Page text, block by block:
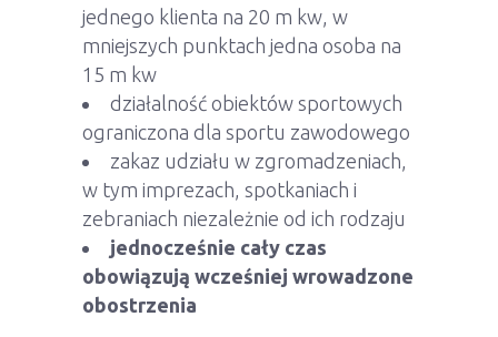
jednego klienta na 20 m kw, w
mniejszych punktach jedna osoba na
15 m kw
działalność obiektów sportowych
ograniczona dla sportu zawodowego
zakaz udziału w zgromadzeniach,
w tym imprezach, spotkaniach i
zebraniach niezależnie od ich rodzaju
jednocześnie cały czas
obowiązują wcześniej wrowadzone
obostrzenia